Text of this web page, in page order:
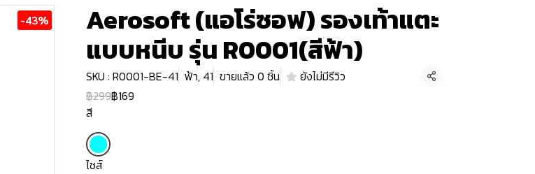
-43% Aerosoft (แอโร่ซอฟ) รองเท้าแตะ
แบบหนีบ รุ่น R0001(สีฟ้า)
SKU : R0001-BE-41 ฟ้า, 41 ขายแล้ว 0 ชิ้น ยังไม่มีรีวิว แชร์
฿299฿169
สี
ไซส์